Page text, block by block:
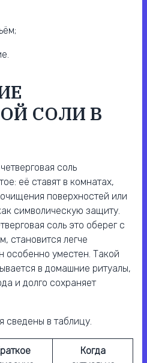
СОЛИ В
соль
её ставят в комнатах,
поверхностей или
символическую защиту.
соль это оберег с
становится легче
особенно уместен. Такой
в домашние ритуалы,
и долго сохраняет
сведены в таблицу.
Когда